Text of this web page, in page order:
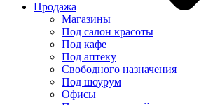
Продажа
Магазины
Под салон красоты
Под кафе
Под аптеку
Свободного назначения
Под шоурум
Офисы